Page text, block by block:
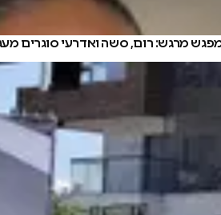
מרגש: רום, סשה ואדרעי סוגרים